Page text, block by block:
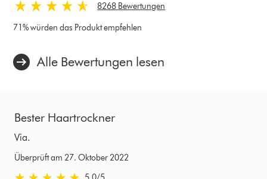
8268 Bewertungen
71% würden das Produkt empfehlen
Alle Bewertungen lesen
Bester Haartrockner
Via.
Überprüft am 27. Oktober 2022
5.0 von 5 Sternen in Überprüft am 27. Oktober 2022 Bewertungen